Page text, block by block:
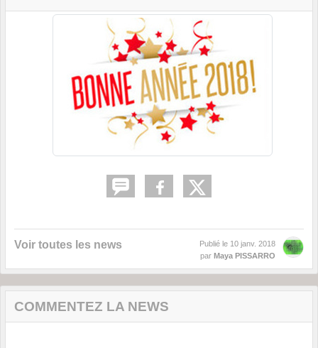
Voir toutes les news Publié le 10 janv. 2018
par Maya PISSARRO
COMMENTEZ LA NEWS